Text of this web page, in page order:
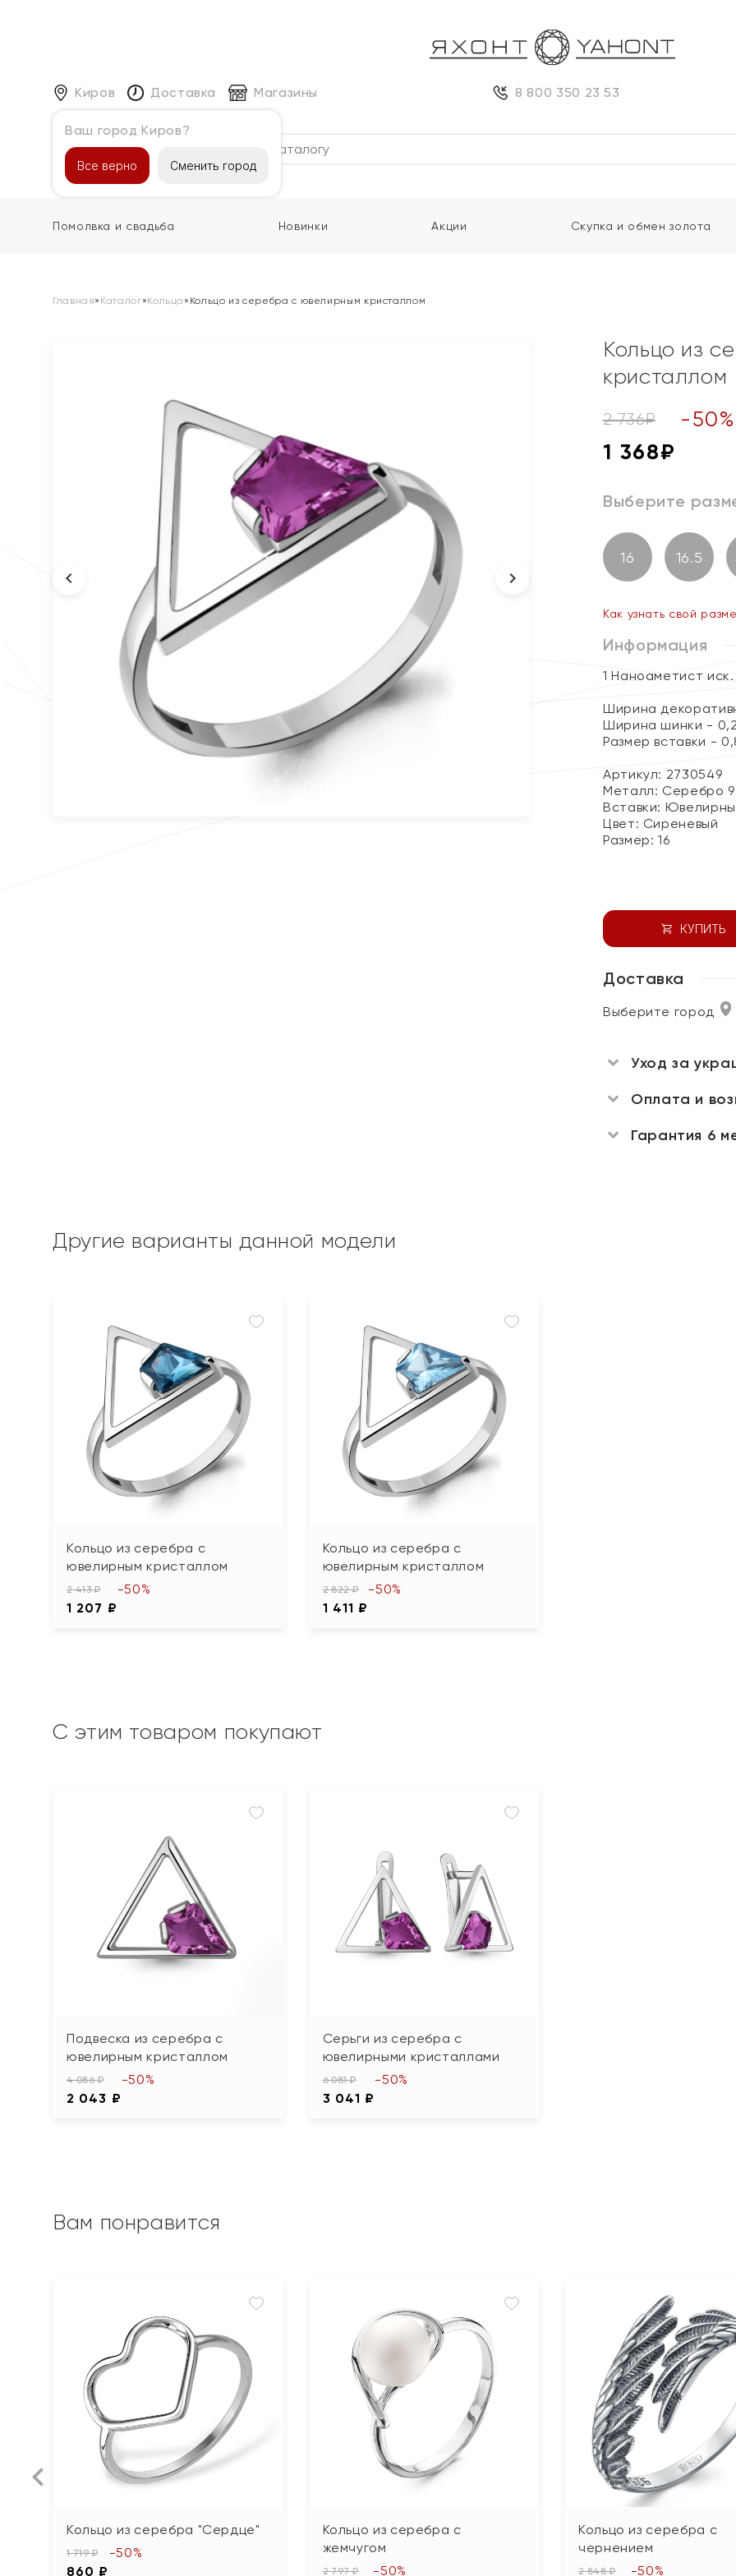
Киров
Ваш город Киров?
Все верно Сменить город
Доставка Магазины 8 800 350 23 53
Каталог
Помолвка и свадьба Новинки Акции Скупка и обмен золота
Главная» Каталог»Кольца » Кольцо из серебра с ювелирным кристаллом
Кольцо из
кристаллом
2 736₽ -50%
1 368₽
Выберите
16 16.5
Как узнать свой
Информация
1 Наноаметист иск.
Ширина
Ширина шинки -
Размер вставки -
Артикул: 2730549
Металл: Серебро
Вставки:
Цвет: Сиреневый
Размер:16
КУПИТЬ
Доставка
Выберите город
Уход за
Оплата и
Гарантия 6
Другие варианты данной модели
Кольцо из серебра с
ювелирным кристаллом
2 413 ₽
1 207 ₽
-50%
Кольцо из серебра с
ювелирным кристаллом
2 822 ₽
1 411 ₽
-50%
С этим товаром покупают
Подвеска из серебра с
ювелирным кристаллом
4 086 ₽
2 043 ₽
-50%
Серьги из серебра с
ювелирными кристаллами
6 081 ₽
3 041 ₽
-50%
Вам понравится
Кольцо из серебра "Сердце"
1 719 ₽
860 ₽
-50%
Кольцо из серебра с
жемчугом
2 797 ₽ -50%
Кольцо из серебра с
чернением
2 848 ₽ -50%